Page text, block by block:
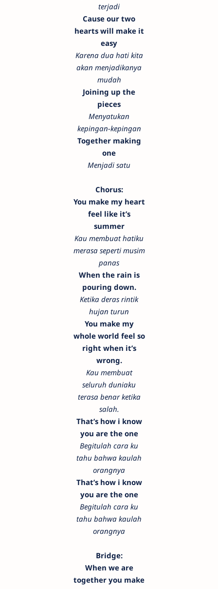
terjadi
Cause our two
hearts will make it
easy
Karena dua hati kita
akan menjadikanya
mudah
Joining up the
pieces
Menyatukan
kepingan-kepingan
Together making
one
Menjadi satu
Chorus:
You make my heart
feel like it’s
summer
Kau membuat hatiku
merasa seperti musim
panas
When the rain is
pouring down.
Ketika deras rintik
hujan turun
You make my
whole world feel so
right when it’s
wrong.
Kau membuat
seluruh duniaku
terasa benar ketika
salah.
That’s how i know
you are the one
Begitulah cara ku
tahu bahwa kaulah
orangnya
That’s how i know
you are the one
Begitulah cara ku
tahu bahwa kaulah
orangnya
Bridge:
When we are
together you make